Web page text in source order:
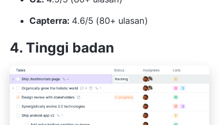
Capterra: 4.6/5 (80+ ulasan)
4. Tinggi badan